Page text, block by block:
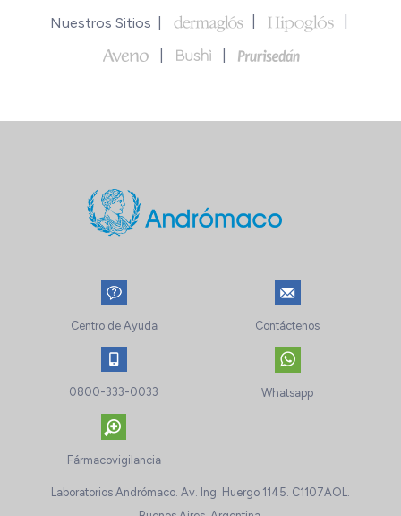
Nuestros Sitios
Centro de Ayuda Contáctenos
0800-333-0033 Whatsapp
Fármacovigilancia
Laboratorios Andrómaco. Av. Ing. Huergo 1145. C1107AOL.